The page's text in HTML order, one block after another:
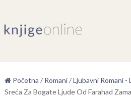
Početna / Romani/Ljubavni Romani -
Sreća Za Bogate Ljude Od Farahad